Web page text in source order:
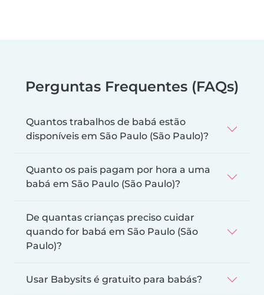
Perguntas Frequentes (FAQs)
Quantos trabalhos de babá estão
disponíveis em São Paulo (São Paulo)?
Quanto os pais pagam por hora a uma
babá em São Paulo (São Paulo)?
De quantas crianças preciso cuidar
quando for babá em São Paulo (São
Paulo)?
Usar Babysits é gratuito para babás?